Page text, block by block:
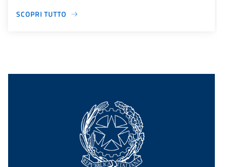
SCOPRI TUTTO